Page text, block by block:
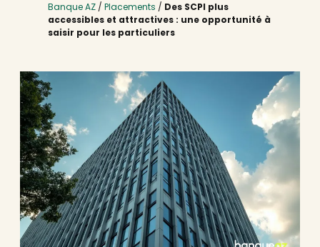
Banque AZ /Placements / Des SCPI plus
accessibles et attractives : une opportunité à
saisir pour les particuliers